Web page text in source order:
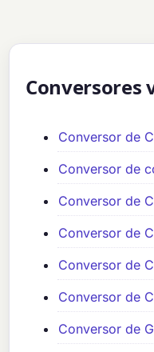
Conversores
Conversor de
Conversor de
Conversor de
Conversor de
Conversor de
Conversor de
Conversor de